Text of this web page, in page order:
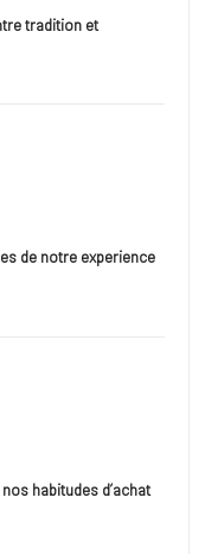
tradition et
de notre experience
habitudes d’achat